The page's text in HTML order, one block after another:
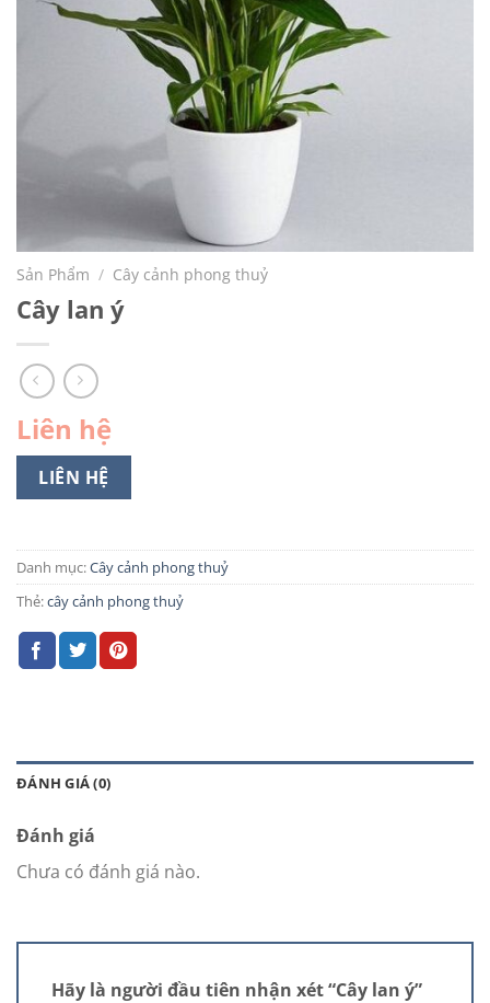
Sản Phẩm / Cây cảnh phong thuỷ
Cây lan ý
Liên hệ
LIÊN HỆ
Danh mục:Cây cảnh phong thuỷ
Thẻ:cây cảnh phong thuỷ
ĐÁNH GIÁ (0)
Đánh giá
Chưa có đánh giá nào.
Hãy là người đầu tiên nhận xét “Cây lan ý”